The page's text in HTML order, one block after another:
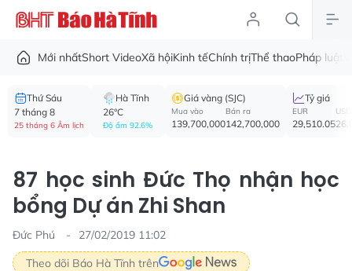
Mới nhấtShort VideoXã hộiKinh tếChính trịThể thaoPháp luật
Thứ Sáu
7 tháng 8
25 tháng 6 Âm lịch
Hà Tĩnh
26°C
Độ ẩm 92.6%
Giá vàng (SJC)
Mua vào
139,700,000
Bán ra
142,700,000
Tỷ giá
EUR
29,510.05
USD
87 học sinh Đức Thọ nhận học
bổng Dự án Zhi Shan
Đức Phú
27/02/2019 11:02
Theo dõi Báo Hà Tĩnh trên